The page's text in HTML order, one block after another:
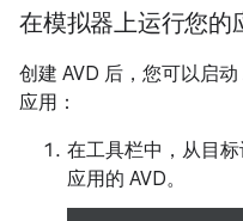
在模拟器上运行您的
创建 AVD 后，您可以启
应用：
在工具栏中，从目
应用的 AVD。